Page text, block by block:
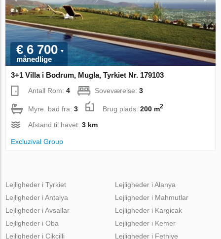
€ 6 700
månedlige
3+1 Villa i Bodrum, Mugla, Tyrkiet Nr. 179103
Antall Rom:4 Soveværelse:3
Myre. bad fra:3 Brug plads:200 m2
Afstand til havet:3 km
Excluzival Group
Lejligheder i Tyrkiet
Lejligheder i Antalya
Lejligheder i Avsallar
Lejligheder i Oba
Lejligheder i Cikcilli
Lejligheder i Alanya
Lejligheder i Mahmutlar
Lejligheder i Kargicak
Lejligheder i Kemer
Lejligheder i Fethiye